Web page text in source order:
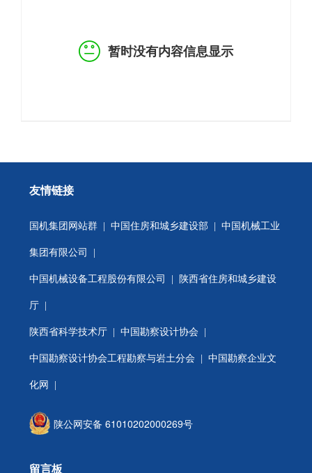
暂时没有内容信息显示
友情链接
国机集团网站群 中国住房和城乡建设部 中国机械工业
集团有限公司
中国机械设备工程股份有限公司 陕西省住房和城乡建设
厅
陕西省科学技术厅 |中国勘察设计协会
中国勘察设计协会工程勘察与岩土分会 | 中国勘察企业文
化网 |
陕公网安备 61010202000269号
留言板